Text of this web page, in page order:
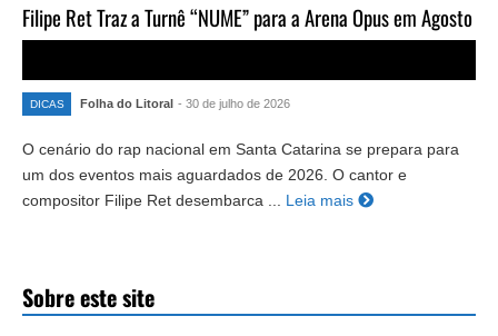
Filipe Ret Traz a Turnê “NUME” para a Arena Opus em Agosto
DICAS Folha do Litoral - 30 de julho de 2026
O cenário do rap nacional em Santa Catarina se prepara para
um dos eventos mais aguardados de 2026. O cantor e
compositor Filipe Ret desembarca ...
Leia mais
Sobre este site